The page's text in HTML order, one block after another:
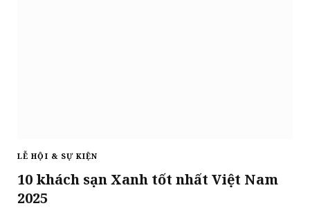
LỄ HỘI & SỰ KIỆN
10 khách sạn Xanh tốt nhất Việt Nam
2025